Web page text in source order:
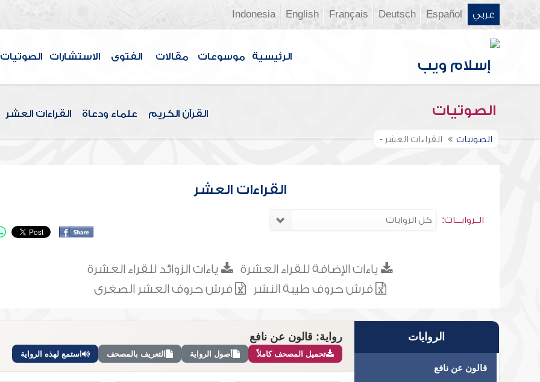
عربي Español
Deutsch
Français
English
Indonesia
الرئيسية موسوعات مقالات الفتوى الاستشارات الصوتيات
الصوتيات القرآن الكريم علماء ودعاة القراءات العشر
الصوتيات القراءات العشر -
القراءات العشر
الــروايـــات:
ياءات الإضافة للقراء العشرة
ياءات الزوائد للقراء العشرة
فرش حروف طيبة النشر
فرش حروف العشر الصغرى
الروايات
قالون عن نافع
رواية: قالون عن نافع
تحميل المصحف كاملاً أصول الرواية التعريف بالمصحف استمع لهذه الرواية